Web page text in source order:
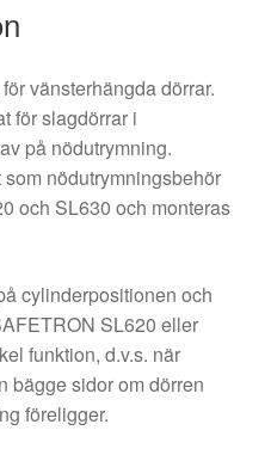
vänsterhängda dörrar.
för slagdörrar i
på nödutrymning.
nödutrymningsbehör
och SL630 och monteras
cylinderpositionen och
SL620 eller
funktion, d.v.s. när
bägge sidor om dörren
föreligger.